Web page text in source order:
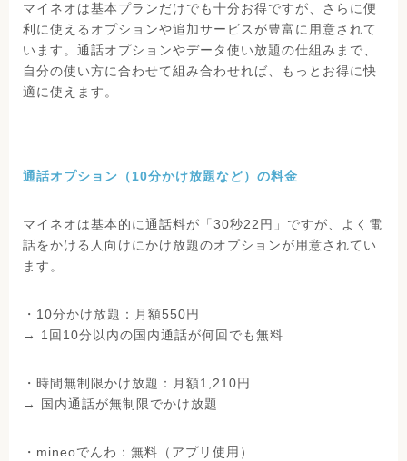
マイネオは基本プランだけでも十分お得ですが、さらに便
利に使えるオプションや追加サービスが豊富に用意されて
います。通話オプションやデータ使い放題の仕組みまで、
自分の使い方に合わせて組み合わせれば、もっとお得に快
適に使えます。
通話オプション（10分かけ放題など）の料金
マイネオは基本的に通話料が「30秒22円」ですが、よく電
話をかける人向けにかけ放題のオプションが用意されてい
ます。
・10分かけ放題：月額550円
→ 1回10分以内の国内通話が何回でも無料
・時間無制限かけ放題：月額1,210円
→ 国内通話が無制限でかけ放題
・mineoでんわ：無料（アプリ使用）